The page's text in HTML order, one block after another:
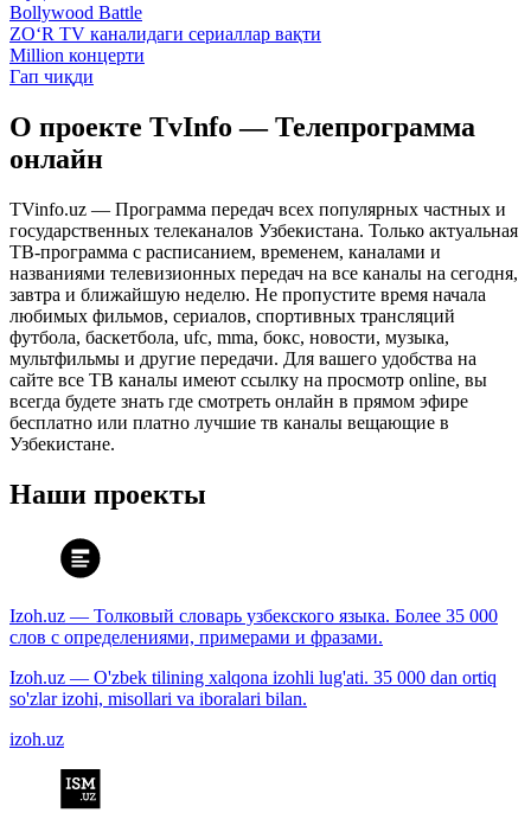
Bollywood Battle
ZO‘R TV каналидаги сериаллар вақти
Million концерти
Гап чиқди
О проекте TvInfo — Телепрограмма
онлайн
TVinfo.uz — Программа передач всех популярных частных и
государственных телеканалов Узбекистана. Только актуальная
ТВ-программа с расписанием, временем, каналами и
названиями телевизионных передач на все каналы на сегодня,
завтра и ближайшую неделю. Не пропустите время начала
любимых фильмов, сериалов, спортивных трансляций
футбола, баскетбола, ufc, mma, бокс, новости, музыка,
мультфильмы и другие передачи. Для вашего удобства на
сайте все ТВ каналы имеют ссылку на просмотр online, вы
всегда будете знать где смотреть онлайн в прямом эфире
бесплатно или платно лучшие тв каналы вещающие в
Узбекистане.
Наши проекты
Izoh.uz — Толковый словарь узбекского языка. Более 35 000
слов с определениями, примерами и фразами.
Izoh.uz — O'zbek tilining xalqona izohli lug'ati. 35 000 dan ortiq
so'zlar izohi, misollari va iboralari bilan.
izoh.uz